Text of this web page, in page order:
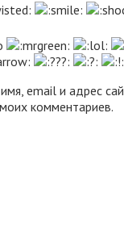
email и адрес
комментариев.